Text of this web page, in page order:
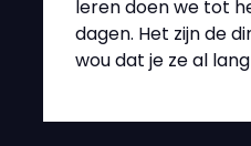
leren doen we tot
dagen. Het zijn de
wou dat je ze al